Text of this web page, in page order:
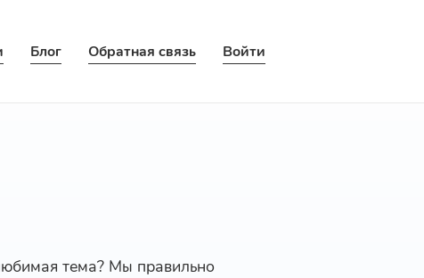
Блог Обратная связь Войти
тема? Мы правильно